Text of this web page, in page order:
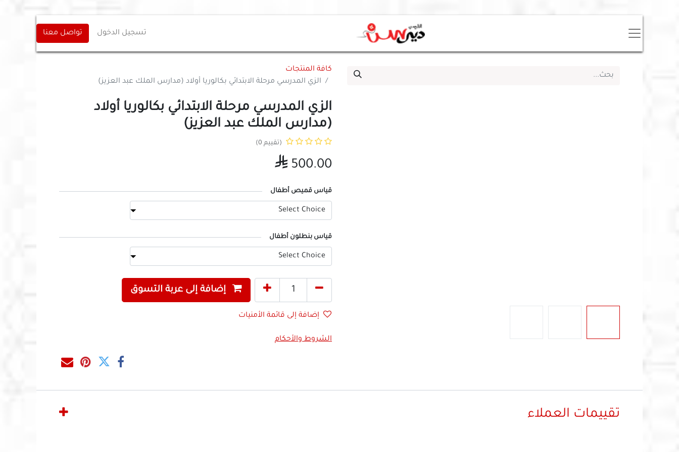
تسجيل الدخول تواصل معنا
كافة المنتجات
الزي المدرسي مرحلة الابتدائي بكالوريا أولاد (مدارس الملك عبد العزيز)
الزي المدرسي مرحلة الابتدائي بكالوريا أولاد
(مدارس الملك عبد العزيز)
(تقييم 0)
500.00

قياس قميص أطفال
قياس بنطلون أطفال
إضافة إلى عربة التسوق
إضافة إلى قائمة الأمنيات
الشروط والأحكام
تقييمات العملاء